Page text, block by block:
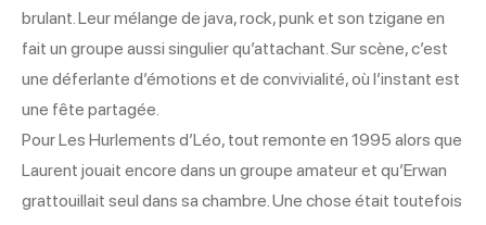
brulant. Leur mélange de java, rock, punk et son tzigane en
fait un groupe aussi singulier qu’attachant. Sur scène, c’est
une déferlante d’émotions et de convivialité, où l’instant est
une fête partagée.
Pour Les Hurlements d’Léo, tout remonte en 1995 alors que
Laurent jouait encore dans un groupe amateur et qu’Erwan
grattouillait seul dans sa chambre. Une chose était toutefois